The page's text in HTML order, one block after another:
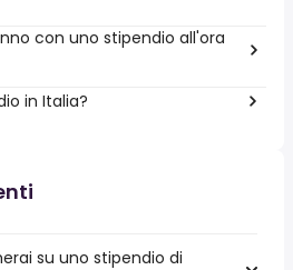
con uno stipendio all'ora
in Italia?
su uno stipendio di